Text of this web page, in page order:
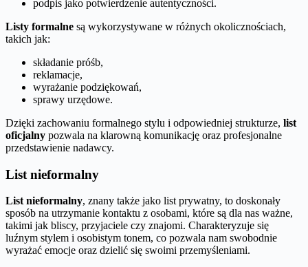
podpis jako potwierdzenie autentyczności.
Listy formalne są wykorzystywane w różnych okolicznościach,
takich jak:
składanie próśb,
reklamacje,
wyrażanie podziękowań,
sprawy urzędowe.
Dzięki zachowaniu formalnego stylu i odpowiedniej strukturze, list
oficjalny pozwala na klarowną komunikację oraz profesjonalne
przedstawienie nadawcy.
List nieformalny
List nieformalny, znany także jako list prywatny, to doskonały
sposób na utrzymanie kontaktu z osobami, które są dla nas ważne,
takimi jak bliscy, przyjaciele czy znajomi. Charakteryzuje się
luźnym stylem i osobistym tonem, co pozwala nam swobodnie
wyrażać emocje oraz dzielić się swoimi przemyśleniami.